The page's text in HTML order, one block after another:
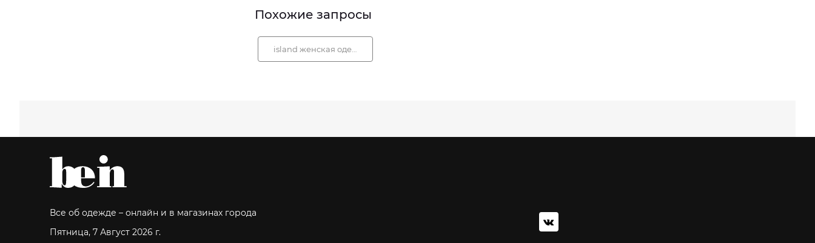
Похожие запросы
island женская одежда
Все об одежде – онлайн и в магазинах города
Пятница, 7 Август 2026 г.